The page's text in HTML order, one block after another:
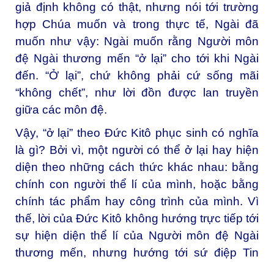
giả định không có thật, nhưng nói tới trường
hợp Chúa muốn và trong thực tế, Ngài đã
muốn như vậy: Ngài muốn rằng Người môn
đệ Ngài thương mến “ở lại” cho tới khi Ngài
đến. “Ở lại”, chứ không phải cứ sống mãi
“không chết”, như lời đồn được lan truyền
giữa các môn đệ.
Vậy, “ở lại” theo Đức Kitô phục sinh có nghĩa
là gì? Bởi vì, một người có thể ở lại hay hiện
diện theo những cách thức khác nhau: bằng
chính con người thể lí của mình, hoặc bằng
chính tác phẩm hay công trình của mình. Vì
thế, lời của Đức Kitô không hướng trực tiếp tới
sự hiện diện thể lí của Người môn đệ Ngài
thương mến, nhưng hướng tới sứ điệp Tin